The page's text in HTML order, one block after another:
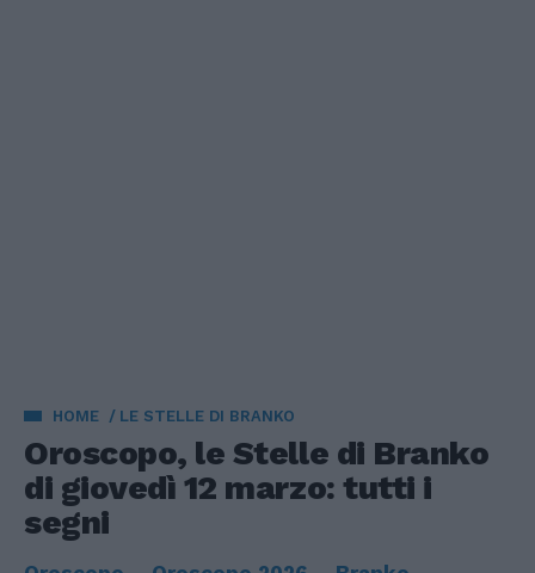
HOME LE STELLE DI BRANKO
Oroscopo, le Stelle di Branko
di giovedì 12 marzo: tutti i
segni